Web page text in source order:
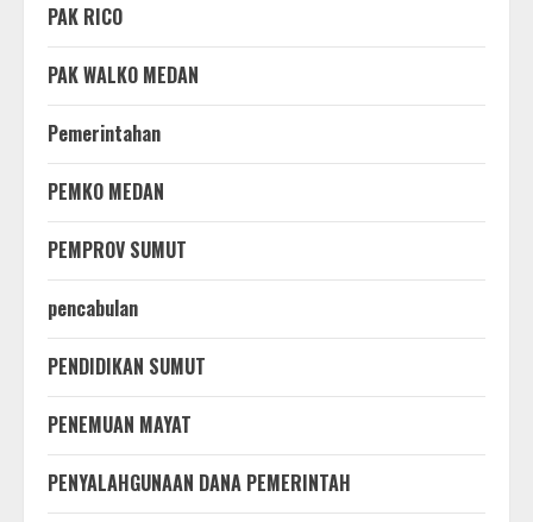
PAK RICO
PAK WALKO MEDAN
Pemerintahan
PEMKO MEDAN
PEMPROV SUMUT
pencabulan
PENDIDIKAN SUMUT
PENEMUAN MAYAT
PENYALAHGUNAAN DANA PEMERINTAH